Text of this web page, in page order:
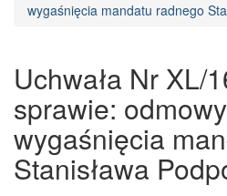
wygaśnięcia mandatu radnego
Uchwała Nr XL/
sprawie:
wygaśnięcia
Stanisława